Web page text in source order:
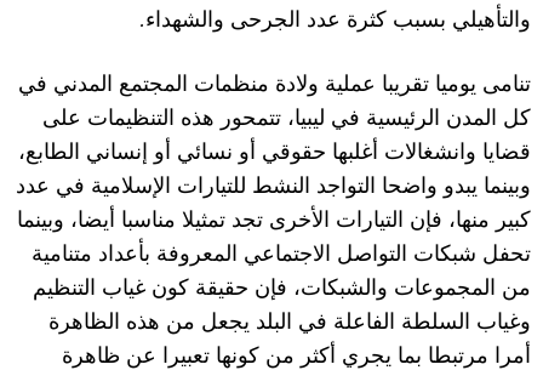
والتأهيلي بسبب كثرة عدد الجرحى والشهداء.
تنامى يوميا تقريبا عملية ولادة منظمات المجتمع المدني في
كل المدن الرئيسية في ليبيا، تتمحور هذه التنظيمات على
قضايا وانشغالات أغلبها حقوقي أو نسائي أو إنساني الطابع،
وبينما يبدو واضحا التواجد النشط للتيارات الإسلامية في عدد
كبير منها، فإن التيارات الأخرى تجد تمثيلا مناسبا أيضا، وبينما
تحفل شبكات التواصل الاجتماعي المعروفة بأعداد متنامية
من المجموعات والشبكات، فإن حقيقة كون غياب التنظيم
وغياب السلطة الفاعلة في البلد يجعل من هذه الظاهرة
أمرا مرتبطا بما يجري أكثر من كونها تعبيرا عن ظاهرة